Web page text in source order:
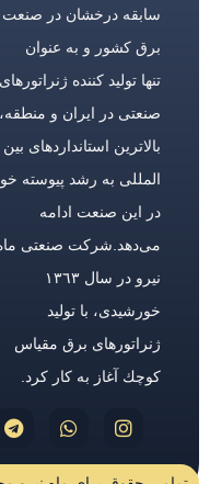
سابقه درخشان در صنعت
برق كشور و به عنوان
تنها تولید كننده ژنراتورهای
صنعتی در ایران و منطقه،
بالاترین استانداردهای بین
المللی به رشد پیوسته
در این صنعت ادامه
می‌دهد.شركت صنعتی
نیرو در سال ١٣٦٣
خورشیدی، با تولید
ژنراتورهای برق مقیاس
كوچك آغاز به كار كرد.